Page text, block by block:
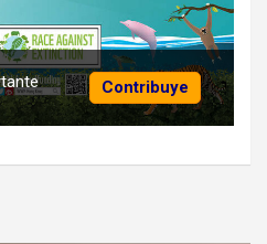
Contribuye